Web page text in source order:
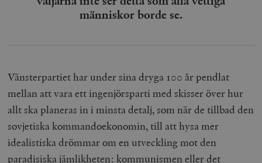
människor borde se.
Vänsterpartiet har under sina dryga 100 år pendlat
mellan att vara ett ingenjörsparti med skisser över hur
allt ska planeras in i minsta detalj, som när de tillbad den
sovjetiska kommandoekonomin, till att hysa mer
idealistiska drömmar om en utveckling mot den
paradisiska jämlikheten: kommunismen eller det